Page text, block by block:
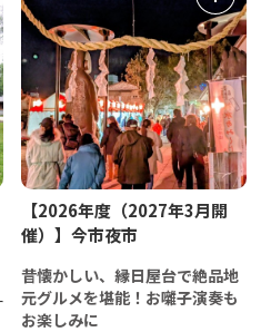
【2026年度（2027年3月開
催）】今市夜市
昔懐かしい、縁日屋台で絶品地
元グルメを堪能！お囃子演奏も
お楽しみに